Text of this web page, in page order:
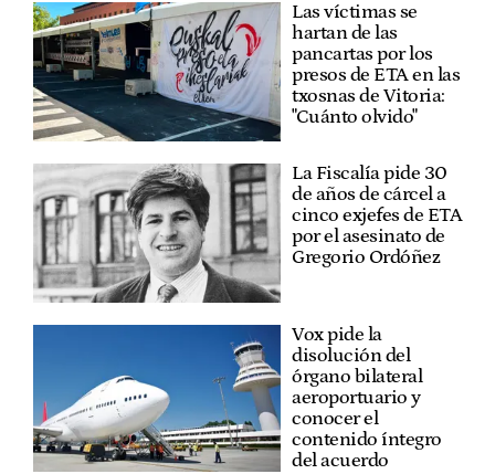
Las víctimas se
hartan de las
pancartas por los
presos de ETA en las
txosnas de Vitoria:
"Cuánto olvido"
La Fiscalía pide 30
de años de cárcel a
cinco exjefes de ETA
por el asesinato de
Gregorio Ordóñez
Vox pide la
disolución del
órgano bilateral
aeroportuario y
conocer el
contenido íntegro
del acuerdo